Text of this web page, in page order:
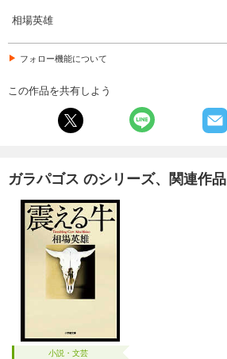
相場英雄
フォロー機能について
この作品を共有しよう
ガラパゴス のシリーズ、関連作品
小説・文芸